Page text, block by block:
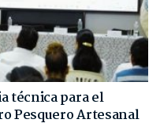
técnica para el
Pesquero Artesanal